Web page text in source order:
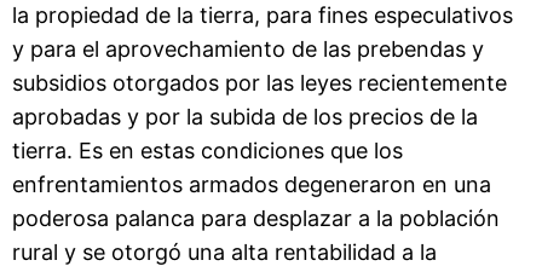
la propiedad de la tierra, para fines especulativos
y para el aprovechamiento de las prebendas y
subsidios otorgados por las leyes recientemente
aprobadas y por la subida de los precios de la
tierra. Es en estas condiciones que los
enfrentamientos armados degeneraron en una
poderosa palanca para desplazar a la población
rural y se otorgó una alta rentabilidad a la